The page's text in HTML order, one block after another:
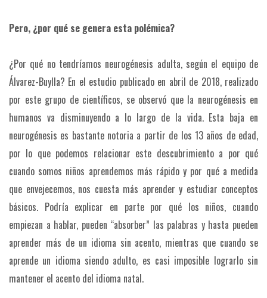
Pero, ¿por qué se genera esta polémica?
¿Por qué no tendríamos neurogénesis adulta, según el equipo de
Álvarez-Buylla? En el estudio publicado en abril de 2018, realizado
por este grupo de científicos, se observó que la neurogénesis en
humanos va disminuyendo a lo largo de la vida. Esta baja en
neurogénesis es bastante notoria a partir de los 13 años de edad,
por lo que podemos relacionar este descubrimiento a por qué
cuando somos niños aprendemos más rápido y por qué a medida
que envejecemos, nos cuesta más aprender y estudiar conceptos
básicos. Podría explicar en parte por qué los niños, cuando
empiezan a hablar, pueden “absorber” las palabras y hasta pueden
aprender más de un idioma sin acento, mientras que cuando se
aprende un idioma siendo adulto, es casi imposible lograrlo sin
mantener el acento del idioma natal.